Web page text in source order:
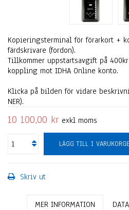
Kopieringsterminal för förarkort +
färdskrivare (fordon).
Tillkommer uppstartsavgift på
koppling mot IDHA Online konto.
Klicka på bilden för vidare
NER).
10 100,00 kr exkl moms
LÄGG TILL I
Skriv ut
MER INFORMATION